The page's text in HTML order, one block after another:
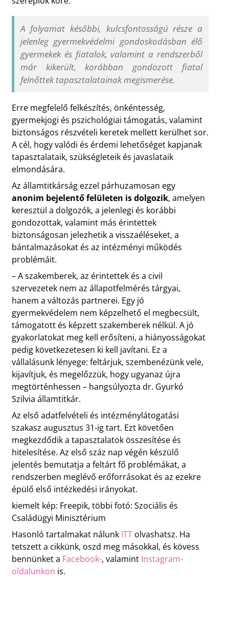
A folyamat későbbi, kulcsfontosságú része a
jelenleg gyermekvédelmi gondoskodásban élő
gyermekek és fiatalok, valamint a rendszerből
már kikerült, korábban gondozott fiatal
felnőttek tapasztalatainak megismerése.
Erre megfelelő felkészítés, önkéntesség,
gyermekjogi és pszichológiai támogatás, valamint
biztonságos részvételi keretek mellett kerülhet sor.
A cél, hogy valódi és érdemi lehetőséget kapjanak
tapasztalataik, szükségleteik és javaslataik
elmondására.
Az államtitkárság ezzel párhuzamosan egy
anonim bejelentő felületen is dolgozik, amelyen
keresztül a dolgozók, a jelenlegi és korábbi
gondozottak, valamint más érintettek
biztonságosan jelezhetik a visszaéléseket, a
bántalmazásokat és az intézményi működés
problémáit.
– A szakemberek, az érintettek és a civil
szervezetek nem az állapotfelmérés tárgyai,
hanem a változás partnerei. Egy jó
gyermekvédelem nem képzelhető el megbecsült,
támogatott és képzett szakemberek nélkül. A jó
gyakorlatokat meg kell erősíteni, a hiányosságokat
pedig következetesen ki kell javítani. Ez a
vállalásunk lényege: feltárjuk, szembenézünk vele,
kijavítjuk, és megelőzzük, hogy ugyanaz újra
megtörténhessen – hangsúlyozta dr. Gyurkó
Szilvia államtitkár.
Az első adatfelvételi és intézménylátogatási
szakasz augusztus 31-ig tart. Ezt követően
megkezdődik a tapasztalatok összesítése és
hitelesítése. Az első száz nap végén készülő
jelentés bemutatja a feltárt fő problémákat, a
rendszerben meglévő erőforrásokat és az ezekre
épülő első intézkedési irányokat.
kiemelt kép: Freepik, többi fotó: Szociális és
Családügyi Minisztérium
Hasonló tartalmakat nálunk ITTolvashatsz. Ha
tetszett a cikkünk, oszd meg másokkal, és kövess
bennünket a Facebook-, valamint Instagram-
oldalunkon is.